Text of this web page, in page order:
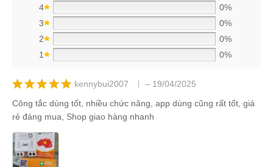
4
0%
3
0%
2
0%
1
0%
Được xếp
hạng 55
sao
kennybui2007 – 19/04/2025
Công tắc dùng tốt, nhiều chức năng, app dùng cũng rất tốt, giá
rẻ đáng mua, Shop giao hàng nhanh